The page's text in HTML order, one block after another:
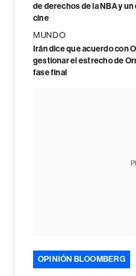
de derechos de la NBA y
cine
MUNDO
Irán dice que acuerdo con
gestionar el estrecho de
fase final
OPINIÓN BLOOMBERG